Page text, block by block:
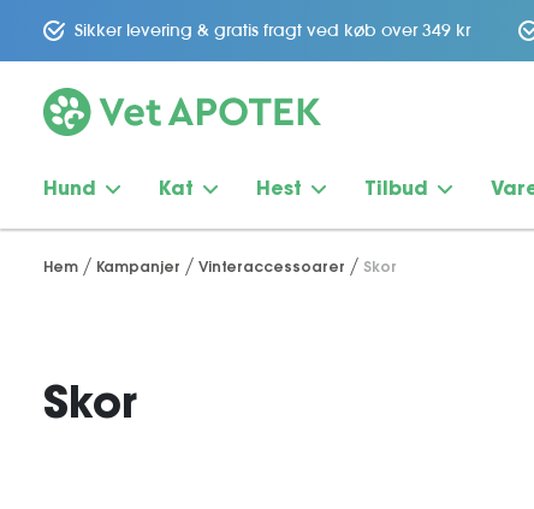
Sikker levering & gratis fragt ved køb over 349 kr
Hund Kat Hest Tilbud
Hem Kampanjer Vinteraccessoarer Skor
Skor